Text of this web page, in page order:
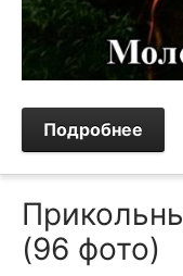
Подробнее
(96 фото)